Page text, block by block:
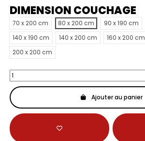
DIMENSION COUCHAGE
70 x 200 cm 80 x 200 cm 90 x 190 cm
140 x 190 cm
140 x 200 cm 160 x 200 cm
200 x 200 cm
Ajouter au panier